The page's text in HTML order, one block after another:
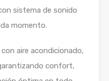
sistema de sonido
momento.
aire acondicionado,
confort,